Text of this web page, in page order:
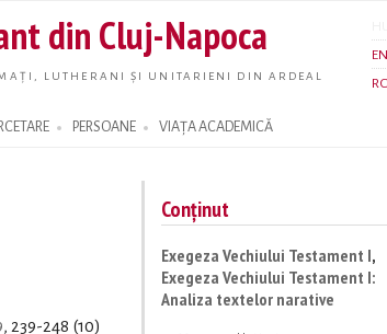
main
content
din Cluj-Napoca
LUTHERANI ȘI UNITARIENI DIN ARDEAL
EN
PERSOANE VIAȚA ACADEMICĂ
, 239-248 (10)
Conținut
Exegeza Vechiului Testament I,
Exegeza Vechiului Testament I:
Analiza textelor narative